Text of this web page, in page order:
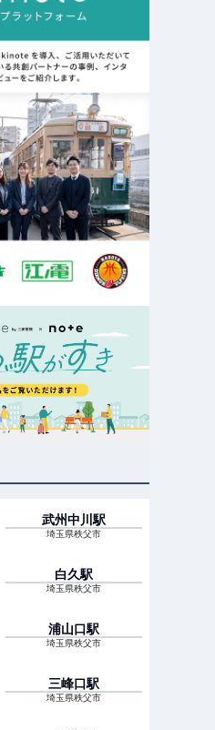
武州中川駅
埼玉県秩父市
白久駅
埼玉県秩父市
浦山口駅
埼玉県秩父市
三峰口駅
埼玉県秩父市